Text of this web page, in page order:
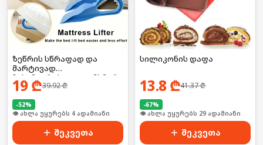
ზეწრის სწრაფად და
მარტივად
ჩასამაგრებელი დამხმარე
19 ₾39.92₾
-52%
🛒 ბოლო 24სთ-ში იყიდა 6-მა
შეკვეთა
სილიკონის დაფა
13.8 ₾41.37₾
-67%
🛒 ბოლო 24სთ-ში იყიდა 39-მა
შეკვეთა